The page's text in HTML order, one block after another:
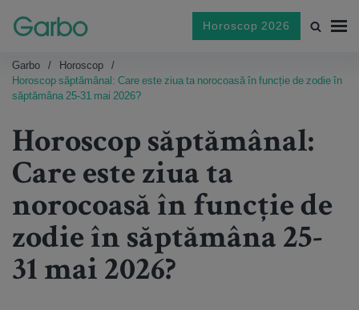
Horoscop 2026
Garbo
Horoscop
Horoscop săptămânal: Care este ziua ta norocoasă în funcție de zodie în
săptămâna 25-31 mai 2026?
Horoscop săptămânal:
Care este ziua ta
norocoasă în funcție de
zodie în săptămâna 25-
31 mai 2026?